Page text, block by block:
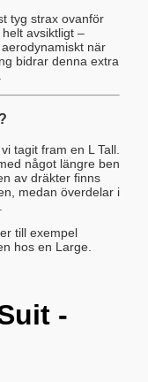
tyg strax ovanför
avsiktligt –
när
bidrar denna extra
tagit fram en L Tall.
något längre ben
av dräkter finns
medan överdelar i
till exempel
hos en Large.
-